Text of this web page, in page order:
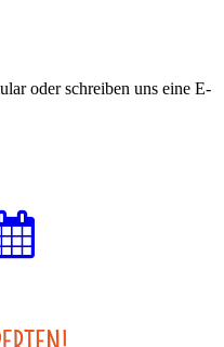
oder schreiben uns eine E-